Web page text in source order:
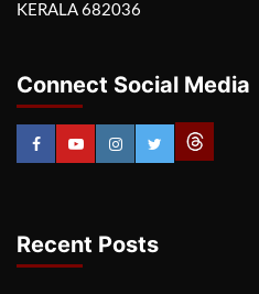
KERALA 682036
Connect Social Media
Recent Posts